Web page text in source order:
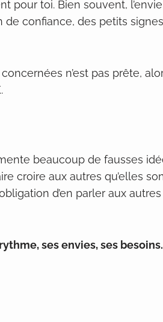
pour toi. Bien souvent,
confiance, des petits
n’est pas prête,
beaucoup de fausses
croire aux autres qu’elles
d’en parler aux
ses envies, ses